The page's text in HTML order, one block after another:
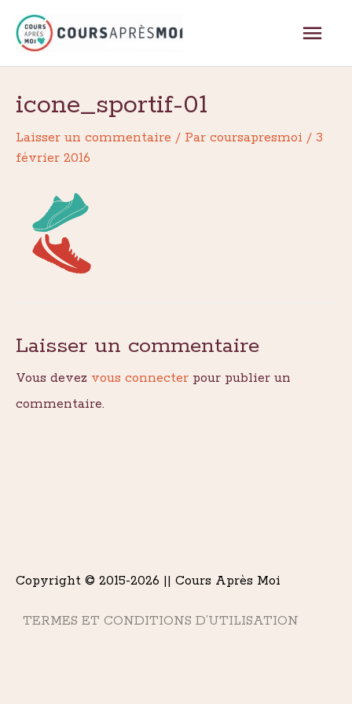
Aller
contenu
icone_sportif-01
Laisser un commentaire / Par coursapresmoi / 3
février 2016
Laisser un commentaire
Vous devez vous connecter pour publier un
commentaire.
Copyright © 2015-2026 || Cours Après Moi
TERMES ET CONDITIONS D’UTILISATION